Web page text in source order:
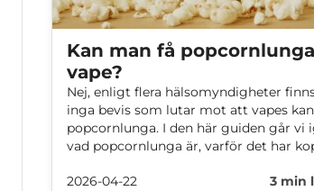
Kan man få
vape?
Nej, enligt flera hälsomyndigheter
inga bevis som lutar mot att vapes
popcornlunga. I den här guiden går vi
vad popcornlunga är, varför det har
idag.
2026-04-22 3 min